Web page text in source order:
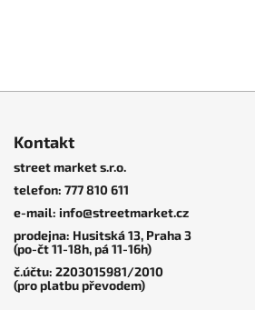
Lucas Puig, Heitor Silva, Jahmir
Kontakt
street market s.r.o.
telefon: 777 810 611
e-mail: info@streetmarket.cz
prodejna: Husitská 13, Praha 3
(po-čt 11-18h, pá 11-16h)
č.účtu: 2203015981/2010
(pro platbu převodem)